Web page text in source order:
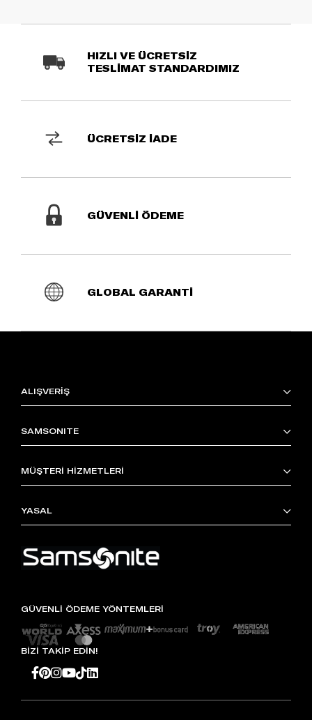
HIZLI VE ÜCRETSİZ
TESLİMAT STANDARDIMIZ
ÜCRETSİZ İADE
GÜVENLİ ÖDEME
GLOBAL GARANTİ
ALIŞVERİŞ
SAMSONITE
MÜŞTERİ HİZMETLERİ
YASAL
GÜVENLİ ÖDEME YÖNTEMLERİ
BİZİ TAKİP EDİN!